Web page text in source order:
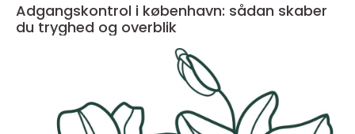
Adgangskontrol i københavn: sådan skaber
du tryghed og overblik